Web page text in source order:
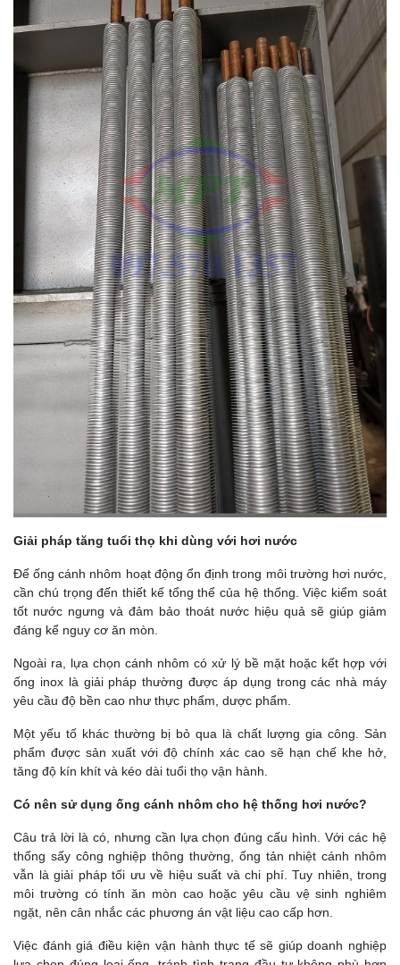
Giải pháp tăng tuổi thọ khi dùng với hơi nước
Để ống cánh nhôm hoạt động ổn định trong môi trường hơi nước,
cần chú trọng đến thiết kế tổng thể của hệ thống. Việc kiểm soát
tốt nước ngưng và đảm bảo thoát nước hiệu quả sẽ giúp giảm
đáng kể nguy cơ ăn mòn.
Ngoài ra, lựa chọn cánh nhôm có xử lý bề mặt hoặc kết hợp với
ống inox là giải pháp thường được áp dụng trong các nhà máy
yêu cầu độ bền cao như thực phẩm, dược phẩm.
Một yếu tố khác thường bị bỏ qua là chất lượng gia công. Sản
phẩm được sản xuất với độ chính xác cao sẽ hạn chế khe hở,
tăng độ kín khít và kéo dài tuổi thọ vận hành.
Có nên sử dụng ống cánh nhôm cho hệ thống hơi nước?
Câu trả lời là có, nhưng cần lựa chọn đúng cấu hình. Với các hệ
thống sấy công nghiệp thông thường, ống tản nhiệt cánh nhôm
vẫn là giải pháp tối ưu về hiệu suất và chi phí. Tuy nhiên, trong
môi trường có tính ăn mòn cao hoặc yêu cầu vệ sinh nghiêm
ngặt, nên cân nhắc các phương án vật liệu cao cấp hơn.
Việc đánh giá điều kiện vận hành thực tế sẽ giúp doanh nghiệp